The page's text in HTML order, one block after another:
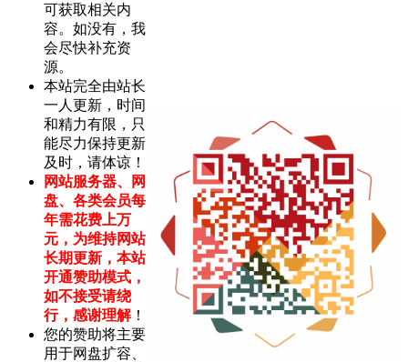
可获取相关内
容。如没有，我
会尽快补充资
源。
本站完全由站长
一人更新，时间
和精力有限，只
能尽力保持更新
及时，请体谅！
网站服务器、网
盘、各类会员每
年需花费上万
元，为维持网站
长期更新，本站
开通赞助模式，
如不接受请绕
行，感谢理解！
您的赞助将主要
用于网盘扩容、